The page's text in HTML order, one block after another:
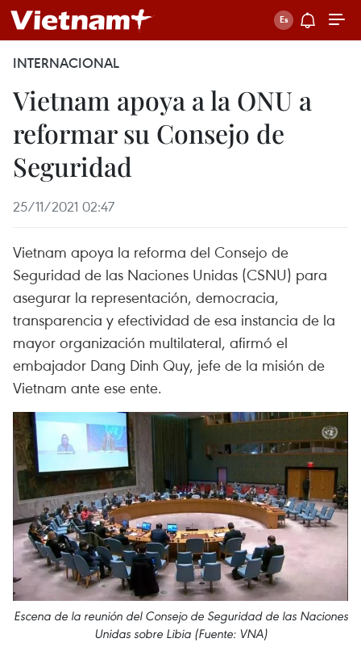
INTERNACIONAL
Vietnam apoya a la ONU a
reformar su Consejo de
Seguridad
25/11/2021 02:47
Vietnam apoya la reforma del Consejo de
Seguridad de las Naciones Unidas (CSNU) para
asegurar la representación, democracia,
transparencia y efectividad de esa instancia de la
mayor organización multilateral, afirmó el
embajador Dang Dinh Quy, jefe de la misión de
Vietnam ante ese ente.
Escena de la reunión del Consejo de Seguridad de las Naciones
Unidas sobre Libia (Fuente: VNA)